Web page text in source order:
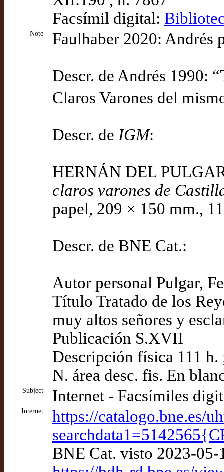
Facsímil digital:
Note Faulhaber 2020: Andrés
Descr. de Andrés 1990:
Claros Varones del
Descr. de IGM:
HERNÁN DEL
claros varones de
papel, 209 × 150 mm.,
Descr. de BNE Cat.:
Autor personal Pulgar,
Título Tratado de los
muy altos señores y
Publicación S.XVII
Descripción física 111 h.
N. área desc. fis. En
Subject Internet - Facsímiles
Internet
https://catalogo.bne.es/
BNE Cat. visto 2023-05-